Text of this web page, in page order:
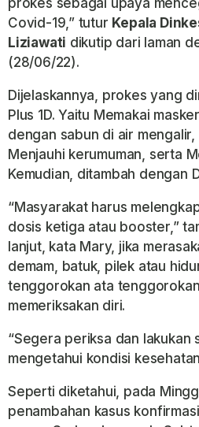
prokes sebagai upaya
Covid-19,” tutur Kepala
Liziawati dikutip dari laman
(28/06/22).
Dijelaskannya, prokes yang
Plus 1D. Yaitu Memakai
dengan sabun di air
Menjauhi kerumuman, serta
Kemudian, ditambah dengan
“Masyarakat harus
dosis ketiga atau booster,”
lanjut, kata Mary, jika
demam, batuk, pilek atau
tenggorokan ata
memeriksakan diri.
“Segera periksa dan lakukan
mengetahui kondisi
Seperti diketahui, pada
penambahan kasus